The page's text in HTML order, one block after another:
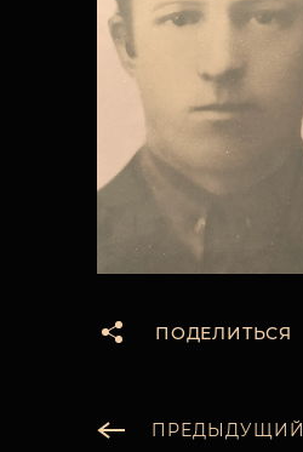
ПОДЕЛИТЬСЯ
ПРЕДЫДУЩИЙ